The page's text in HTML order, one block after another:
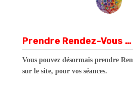
Prendre Rendez-Vous …
Vous pouvez désormais prendre
sur le site, pour vos séances.